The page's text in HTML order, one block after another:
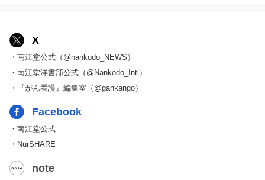
X
・南江堂公式（@nankodo_NEWS）
・南江堂洋書部公式（@Nankodo_Intl）
・『がん看護』編集室（@gankango）
Facebook
・南江堂公式
・NurSHARE
note